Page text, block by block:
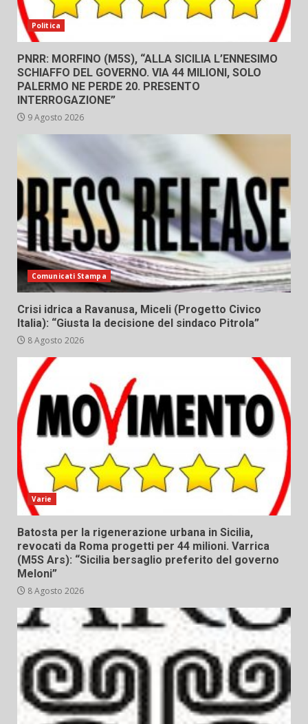
Politica
PNRR: MORFINO (M5S), “ALLA SICILIA L’ENNESIMO
SCHIAFFO DEL GOVERNO. VIA 44 MILIONI, SOLO
PALERMO NE PERDE 20. PRESENTO
INTERROGAZIONE”
9 Agosto 2026
Comunicati Stampa
Crisi idrica a Ravanusa, Miceli (Progetto Civico
Italia): “Giusta la decisione del sindaco Pitrola”
8 Agosto 2026
Varie
Batosta per la rigenerazione urbana in Sicilia,
revocati da Roma progetti per 44 milioni. Varrica
(M5S Ars): “Sicilia bersaglio preferito del governo
Meloni”
8 Agosto 2026